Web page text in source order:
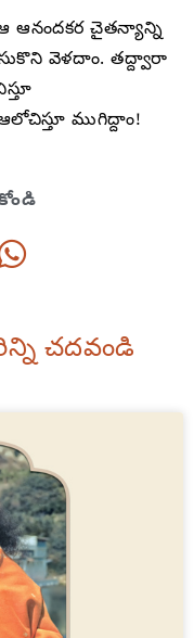
ఆనందకర చైతన్యాన్ని
వెళదాం. తద్ద్వారా
ముగిద్దాం!
చదవండి